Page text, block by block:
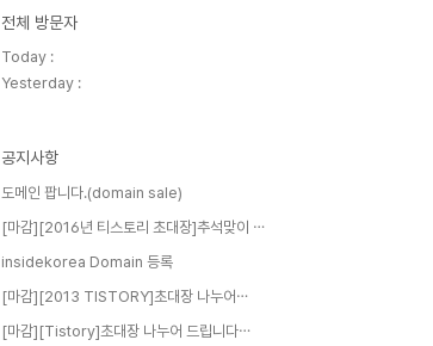
전체 방문자
Today :
Yesterday :
공지사항
도메인 팝니다.(domain sale)
[마감][2016년 티스토리 초대장]추석맞이 ⋯
insidekorea Domain 등록
[마감][2013 TISTORY]초대장 나누어⋯
[마감][Tistory]초대장 나누어 드립니다⋯